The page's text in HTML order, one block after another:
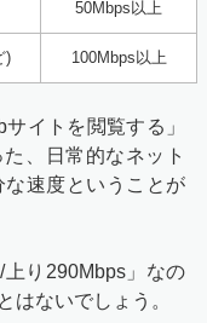
50Mbps以上
) 100Mbps以上
イトを閲覧する」
、日常的なネット
速度ということが
り290Mbps」なの
はないでしょう。